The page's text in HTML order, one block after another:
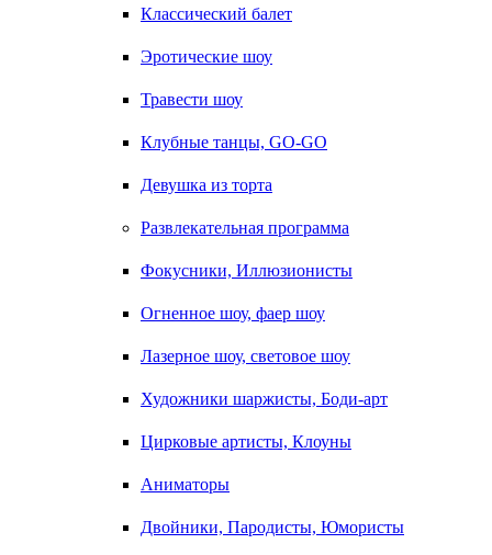
Классический балет
Эротические шоу
Травести шоу
Клубные танцы, GO-GO
Девушка из торта
Развлекательная программа
Фокусники, Иллюзионисты
Огненное шоу, фаер шоу
Лазерное шоу, световое шоу
Художники шаржисты, Боди-арт
Цирковые артисты, Клоуны
Аниматоры
Двойники, Пародисты, Юмористы